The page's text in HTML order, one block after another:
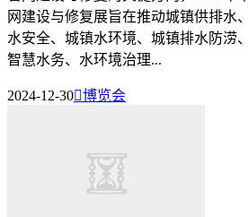
网建设与修复展旨在推动城镇供排水
水安全、城镇水环境、城镇排水防涝
智慧水务、水环境治理...
2024-12-30博览会